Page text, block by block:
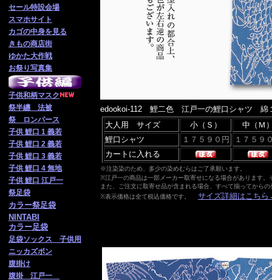
セール特設会場
スマホサイト
カゴの中身を見る
きもの商店街
ゆかた大作戦
お祭り写真集
子供和柄マスク
祭半纏 法被
祭 ロンパース
子供 鯉口 1 義若
子供 鯉口 2 義若
子供 鯉口 3 義若
子供 鯉口 4 無地
子供 鯉口 江戸一
祭足袋
カラー祭足袋
NINTABI
カラー足袋
足袋ソックス 子供用
ニッカズボン
腹掛け
腹掛 江戸一
edookoi-112 鯉二色 江戸一の鯉口シャツ 綿
大人用 サイズ
小（Ｓ）
中（Ｍ
鯉口シャツ
カートに入れる
※注染染のため、多少の染めむらはご了承願います。
※江戸一の商品は一部メーカー取寄せになる場合があります
また、ご注文に取寄せ品が含まれる場合、すべて揃ってから
※表示価格は全て税込価格です。
サイズ詳細はこち